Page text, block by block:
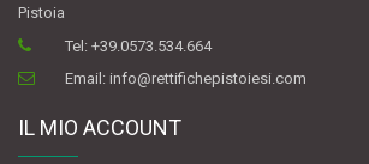
Pistoia
Tel:+39.0573.534.664
Email:info@rettifichepistoiesi.com
IL MIO ACCOUNT